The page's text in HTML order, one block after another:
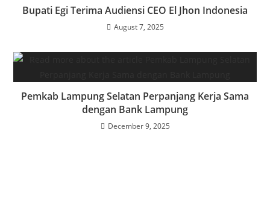
Bupati Egi Terima Audiensi CEO El Jhon Indonesia
August 7, 2025
Pemkab Lampung Selatan Perpanjang Kerja Sama
dengan Bank Lampung
December 9, 2025